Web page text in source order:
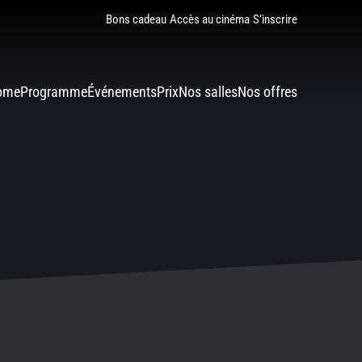
Bons cadeau Accès au cinéma S’inscrire
ProgrammeÉvénementsPrixNos sallesNos offres